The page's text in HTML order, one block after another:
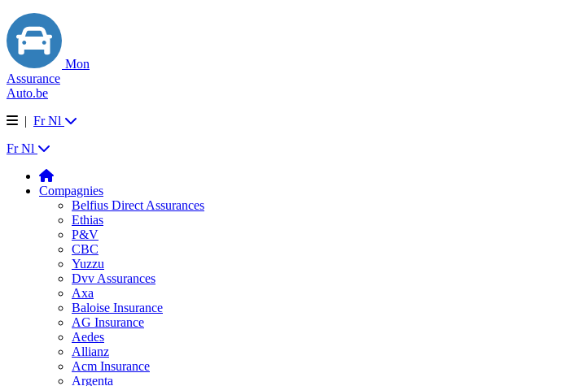
Mon
Assurance
Auto.be
| Fr Nl
Fr Nl
Compagnies
Belfius Direct Assurances
Ethias
P&V
CBC
Yuzzu
Dvv Assurances
Axa
Baloise Insurance
AG Insurance
Aedes
Allianz
Acm Insurance
Argenta